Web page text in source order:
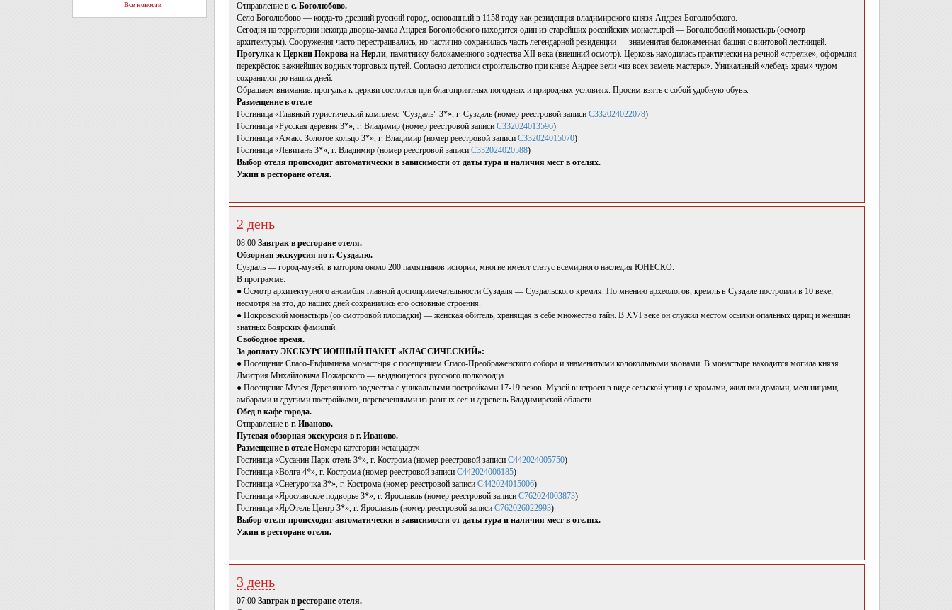
Все новости
Отправление в с. Боголюбово.
Cело Боголюбово — когда-то древний русский город, основанный в 1158 году как резиденция владимирского князя Андрея Боголюбского.
Сегодня на территории некогда дворца-замка Андрея Боголюбского находится один из старейших российских монастырей — Боголюбский монастырь (осмотр
архитектуры). Сооружения часто перестраивались, но частично сохранилась часть легендарной резиденции — знаменитая белокаменная башня с винтовой лестницей.
Прогулка к Церкви Покрова на Нерли, памятнику белокаменного зодчества XII века (внешний осмотр). Церковь находилась практически на речной «стрелке», оформляя
перекрёсток важнейших водных торговых путей. Согласно летописи строительство при князе Андрее вели «из всех земель мастеры». Уникальный «лебедь-храм» чудом
сохранился до наших дней.
Обращаем внимание: прогулка к церкви состоится при благоприятных погодных и природных условиях. Просим взять с собой удобную обувь.
Размещение в отеле
Гостиница «Главный туристический комплекс "Суздаль" 3*», г. Суздаль (номер реестровой записи С332024022078)
Гостиница «Русская деревня 3*», г. Владимир (номер реестровой записи С332024013596)
Гостиница «Амакс Золотое кольцо 3*», г. Владимир (номер реестровой записи С332024015070)
Гостиница «Левитанъ 3*», г. Владимир (номер реестровой записи С332024020588)
Выбор отеля происходит автоматически в зависимости от даты тура и наличия мест в отелях.
Ужин в ресторане отеля.
2 день
08:00 Завтрак в ресторане отеля.
Обзорная экскурсия по г. Суздалю.
Суздаль — город-музей, в котором около 200 памятников истории, многие имеют статус всемирного наследия ЮНЕСКО.
В программе:
● Осмотр архитектурного ансамбля главной достопримечательности Суздаля — Суздальского кремля. По мнению археологов, кремль в Суздале построили в 10 веке,
несмотря на это, до наших дней сохранились его основные строения.
● Покровский монастырь (со смотровой площадки) — женская обитель, хранящая в себе множество тайн. В XVI веке он служил местом ссылки опальных цариц и женщин
знатных боярских фамилий.
Свободное время.
За доплату ЭКСКУРСИОННЫЙ ПАКЕТ «КЛАССИЧЕСКИЙ»:
● Посещение Спасо-Евфимиева монастыря с посещением Спасо-Преображенского собора и знаменитыми колокольными звонами. В монастыре находится могила князя
Дмитрия Михайловича Пожарского — выдающегося русского полководца.
● Посещение Музея Деревянного зодчества с уникальными постройками 17-19 веков. Музей выстроен в виде сельской улицы с храмами, жилыми домами, мельницами,
амбарами и другими постройками, перевезенными из разных сел и деревень Владимирской области.
Обед в кафе города.
Отправление в г. Иваново.
Путевая обзорная экскурсия в г. Иваново.
Размещение в отеле Номера категории «стандарт».
Гостиница «Сусанин Парк-отель 3*», г. Кострома (номер реестровой записи С442024005750)
Гостиница «Волга 4*», г. Кострома (номер реестровой записи С442024006185)
Гостиница «Снегурочка 3*», г. Кострома (номер реестровой записи С442024015006)
Гостиница «Ярославское подворье 3*», г. Ярославль (номер реестровой записи С762024003873)
Гостиница «ЯрОтель Центр 3*», г. Ярославль (номер реестровой записи С762026022993)
Выбор отеля происходит автоматически в зависимости от даты тура и наличия мест в отелях.
Ужин в ресторане отеля.
3 день
07:00 Завтрак в ресторане отеля.